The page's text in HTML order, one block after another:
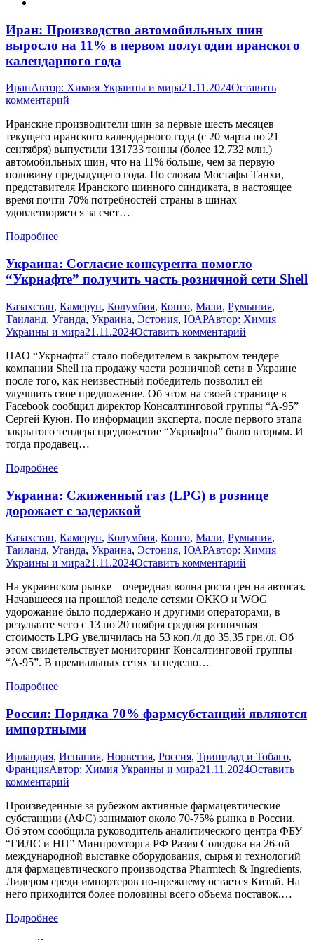
Иран: Производство автомобильных шин
выросло на 11% в первом полугодии иранского
календарного года
ИранАвтор: Химия Украины и мира21.11.2024Оставить
комментарий
Иранские производители шин за первые шесть месяцев
текущего иранского календарного года (с 20 марта по 21
сентября) выпустили 131733 тонны (более 12,732 млн.)
автомобильных шин, что на 11% больше, чем за первую
половину предыдущего года. По словам Мостафы Танхи,
представителя Иранского шинного синдиката, в настоящее
время почти 70% потребностей страны в шинах
удовлетворяется за счет…
Подробнее
Украина: Согласие конкурента помогло
“Укрнафте” получить часть розничной сети Shell
Казахстан, Камерун, Колумбия, Конго, Мали, Румыния,
Таиланд, Уганда, Украина, Эстония, ЮАРАвтор: Химия
Украины и мира21.11.2024Оставить комментарий
ПАО “Укрнафта” стало победителем в закрытом тендере
компании Shell на продажу части розничной сети в Украине
после того, как неизвестный победитель позволил ей
улучшить свое предложение. Об этом на своей странице в
Facebook сообщил директор Консалтинговой группы “А-95”
Сергей Куюн. По информации эксперта, после первого этапа
закрытого тендера предложение “Укрнафты” было вторым. И
тогда продавец…
Подробнее
Украина: Сжиженный газ (LPG) в рознице
дорожает с задержкой
Казахстан, Камерун, Колумбия, Конго, Мали, Румыния,
Таиланд, Уганда, Украина, Эстония, ЮАРАвтор: Химия
Украины и мира21.11.2024Оставить комментарий
На украинском рынке – очередная волна роста цен на автогаз.
Начавшееся на прошлой неделе сетями ОККО и WOG
удорожание было поддержано и другими операторами, в
результате чего с 13 по 20 ноября средняя розничная
стоимость LPG увеличилась на 53 коп./л до 35,35 грн./л. Об
этом свидетельствует мониторинг Консалтинговой группы
“А-95”. В премиальных сетях за неделю…
Подробнее
Россия: Порядка 70% фармсубстанций являются
импортными
Ирландия, Испания, Норвегия, Россия, Тринидад и Тобаго,
ФранцияАвтор: Химия Украины и мира21.11.2024Оставить
комментарий
Произведенные за рубежом активные фармацевтические
субстанции (АФС) занимают около 70-75% рынка в России.
Об этом сообщила руководитель аналитического центра ФБУ
“ГИЛС и НП” Минпромторга РФ Разия Солодова на 26-ой
международной выставке оборудования, сырья и технологий
для фармацевтического производства Pharmtech & Ingredients.
Лидером среди импортеров по-прежнему остается Китай. На
него приходится более половины всего объема поставок.…
Подробнее